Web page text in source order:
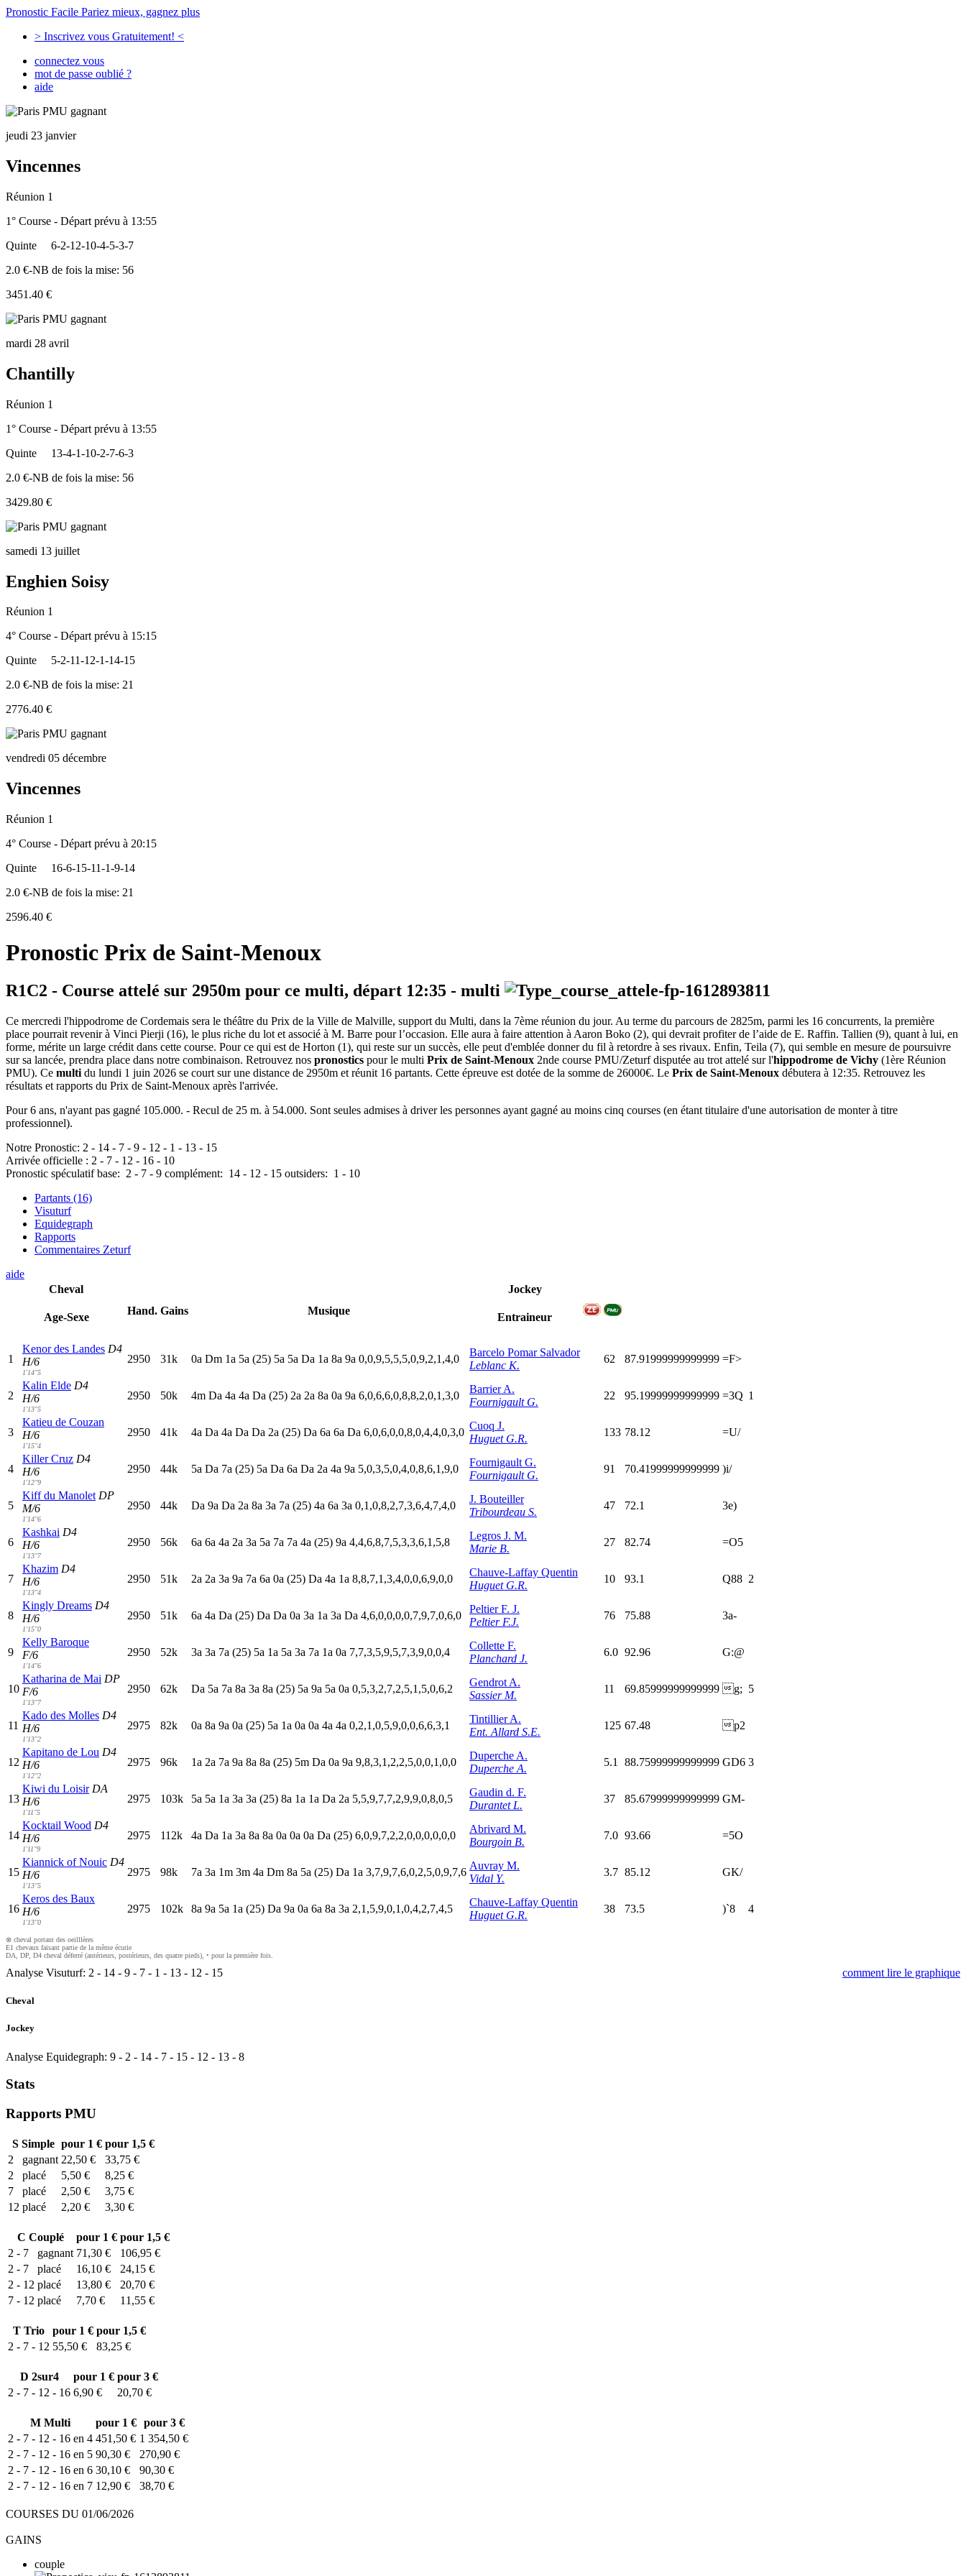
Pronostic Facile Pariez mieux, gagnez plus
> Inscrivez vous Gratuitement! <
connectez vous
mot de passe oublié ?
aide
jeudi 23 janvier
Vincennes
Réunion 1
1° Course - Départ prévu à 13:55
Quinte
6-2-12-10-4-5-3-7
2.0 €-NB de fois la mise: 56
3451.40 €
mardi 28 avril
Chantilly
Réunion 1
1° Course - Départ prévu à 13:55
Quinte
13-4-1-10-2-7-6-3
2.0 €-NB de fois la mise: 56
3429.80 €
samedi 13 juillet
Enghien Soisy
Réunion 1
4° Course - Départ prévu à 15:15
Quinte
5-2-11-12-1-14-15
2.0 €-NB de fois la mise: 21
2776.40 €
vendredi 05 décembre
Vincennes
Réunion 1
4° Course - Départ prévu à 20:15
Quinte
16-6-15-11-1-9-14
2.0 €-NB de fois la mise: 21
2596.40 €
Pronostic Prix de Saint-Menoux
R1C2 - Course attelé sur 2950m pour ce multi, départ 12:35 - multi
Ce mercredi l'hippodrome de Cordemais sera le théâtre du Prix de la Ville de Malville, support du Multi, dans la 7ème réunion du jour. Au terme du parcours de 2825m, parmi les 16 concurrents, la première
place pourrait revenir à Vinci Pierji (16), le plus riche du lot et associé à M. Barre pour l’occasion. Elle aura à faire attention à Aaron Boko (2), qui devrait profiter de l’aide de E. Raffin. Tallien (9), quant à lui, en
forme, mérite un large crédit dans cette course. Pour ce qui est de Horton (1), qui reste sur un succès, elle peut d'emblée donner du fil à retordre à ses rivaux. Enfin, Teila (7), qui semble en mesure de poursuivre
sur sa lancée, prendra place dans notre combinaison. Retrouvez nos pronostics pour le multi Prix de Saint-Menoux 2nde course PMU/Zeturf disputée au trot attelé sur l'hippodrome de Vichy (1ère Réunion
PMU). Ce multi du lundi 1 juin 2026 se court sur une distance de 2950m et réunit 16 partants. Cette épreuve est dotée de la somme de 26000€. Le Prix de Saint-Menoux débutera à 12:35. Retrouvez les
résultats et rapports du Prix de Saint-Menoux après l'arrivée.
Pour 6 ans, n'ayant pas gagné 105.000. - Recul de 25 m. à 54.000. Sont seules admises à driver les personnes ayant gagné au moins cinq courses (en étant titulaire d'une autorisation de monter à titre
professionnel).
Notre Pronostic: 2 - 14 - 7 - 9 - 12 - 1 - 13 - 15
Arrivée officielle : 2 - 7 - 12 - 16 - 10
Pronostic spéculatif base: 2 - 7 - 9 complément: 14 - 12 - 15 outsiders: 1 - 10
Partants (16)
Visuturf
Equidegraph
Rapports
Commentaires Zeturf
aide
Cheval
Age-Sexe
Hand. Gains Musique
Jockey
Entraineur
1
Kenor des Landes D4
H/6
1'14"5
2950 31k 0a Dm 1a 5a (25) 5a 5a Da 1a 8a 9a 0,0,9,5,5,5,0,9,2,1,4,0
Barcelo Pomar Salvador
Leblanc K.
62 87.91999999999999 =F>
2
Kalin Elde D4
H/6
1'13"5
2950 50k 4m Da 4a 4a Da (25) 2a 2a 8a 0a 9a 6,0,6,6,0,8,8,2,0,1,3,0
Barrier A.
Fournigault G.
22 95.19999999999999 =3Q 1
3
Katieu de Couzan
H/6
1'15"4
2950 41k 4a Da 4a Da Da 2a (25) Da 6a 6a Da 6,0,6,0,0,8,0,4,4,0,3,0
Cuoq J.
Huguet G.R.
133 78.12 =U/
4
Killer Cruz D4
H/6
1'12"9
2950 44k 5a Da 7a (25) 5a Da 6a Da 2a 4a 9a 5,0,3,5,0,4,0,8,6,1,9,0
Fournigault G.
Fournigault G.
91 70.41999999999999 )i/
5
Kiff du Manolet DP
M/6
1'14"6
2950 44k Da 9a Da 2a 8a 3a 7a (25) 4a 6a 3a 0,1,0,8,2,7,3,6,4,7,4,0
J. Bouteiller
Tribourdeau S.
47 72.1 3e)
6
Kashkai D4
H/6
1'13"7
2950 56k 6a 6a 4a 2a 3a 5a 7a 7a 4a (25) 9a 4,4,6,8,7,5,3,3,6,1,5,8
Legros J. M.
Marie B.
27 82.74 =O5
7
Khazim D4
H/6
1'13"4
2950 51k 2a 2a 3a 9a 7a 6a 0a (25) Da 4a 1a 8,8,7,1,3,4,0,0,6,9,0,0
Chauve-Laffay Quentin
Huguet G.R.
10 93.1 Q88 2
8
Kingly Dreams D4
H/6
1'15"0
2950 51k 6a 4a Da (25) Da Da 0a 3a 1a 3a Da 4,6,0,0,0,0,7,9,7,0,6,0
Peltier F. J.
Peltier F.J.
76 75.88 3a-
9
Kelly Baroque
F/6
1'14"6
2950 52k 3a 3a 7a (25) 5a 1a 5a 3a 7a 1a 0a 7,7,3,5,9,5,7,3,9,0,0,4
Collette F.
Planchard J.
6.0 92.96 G:@
10
Katharina de Mai DP
F/6
1'13"7
2950 62k Da 5a 7a 8a 3a 8a (25) 5a 9a 5a 0a 0,5,3,2,7,2,5,1,5,0,6,2
Gendrot A.
Sassier M.
11 69.85999999999999 g; 5
11
Kado des Molles D4
H/6
1'13"2
2975 82k 0a 8a 9a 0a (25) 5a 1a 0a 0a 4a 4a 0,2,1,0,5,9,0,0,6,6,3,1
Tintillier A.
Ent. Allard S.E.
125 67.48 p2
12
Kapitano de Lou D4
H/6
1'12"2
2975 96k 1a 2a 7a 9a 8a 8a (25) 5m Da 0a 9a 9,8,3,1,2,2,5,0,0,1,0,0
Duperche A.
Duperche A.
5.1 88.75999999999999 GD6 3
13
Kiwi du Loisir DA
H/6
1'11"5
2975 103k 5a 5a 1a 3a 3a (25) 8a 1a 1a Da 2a 5,5,9,7,7,2,9,9,0,8,0,5
Gaudin d. F.
Durantet L.
37 85.67999999999999 GM-
14
Kocktail Wood D4
H/6
1'11"9
2975 112k 4a Da 1a 3a 8a 8a 0a 0a 0a Da (25) 6,0,9,7,2,2,0,0,0,0,0,0
Abrivard M.
Bourgoin B.
7.0 93.66 =5O
15
Kiannick of Nouic D4
H/6
1'13"5
2975 98k 7a 3a 1m 3m 4a Dm 8a 5a (25) Da 1a 3,7,9,7,6,0,2,5,0,9,7,6
Auvray M.
Vidal Y.
3.7 85.12 GK/
16
Keros des Baux
H/6
1'13"0
2975 102k 8a 9a 5a 1a (25) Da 9a 0a 6a 8a 3a 2,1,5,9,0,1,0,4,2,7,4,5
Chauve-Laffay Quentin
Huguet G.R.
38 73.5 )`8 4
⊗ cheval portant des oeilllères
E1 chevaux faisant partie de la même écurie
DA, DP, D4 cheval déferré (antérieurs, postérieurs, des quatre pieds), • pour la première fois.
Analyse Visuturf: 2 - 14 - 9 - 7 - 1 - 13 - 12 - 15 comment lire le graphique
Cheval
Jockey
Analyse Equidegraph: 9 - 2 - 14 - 7 - 15 - 12 - 13 - 8
Stats
Rapports PMU
SSimple pour 1 € pour 1,5 €
2
gagnant 22,50 €
33,75 €
2
placé 5,50 €
8,25 €
7
placé 2,50 €
3,75 €
12 placé 2,20 € 3,30 €
C Couplé pour 1 € pour 1,5 €
2 - 7
gagnant 71,30 €
106,95 €
2 - 7
placé 16,10 €
24,15 €
2 - 12 placé 13,80 €
20,70 €
7 - 12 placé 7,70 € 11,55 €
T Trio pour 1 € pour 1,5 €
2 - 7 - 12 55,50 € 83,25 €
D 2sur4 pour 1 € pour 3 €
2 - 7 - 12 - 16 6,90 € 20,70 €
M Multi pour 1 € pour 3 €
2 - 7 - 12 - 16 en 4 451,50 € 1 354,50 €
2 - 7 - 12 - 16 en 5 90,30 €
270,90 €
2 - 7 - 12 - 16 en 6 30,10 €
90,30 €
2 - 7 - 12 - 16 en 7 12,90 € 38,70 €
COURSES DU 01/06/2026
GAINS
couple